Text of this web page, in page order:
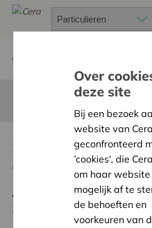
Samen voor
Terug naar overzicht
Ambitie:
Een solidaire,
zonder drempels
Over
deze site
Bij een bezoek
website van
geconfronteerd
’cookies‘, die
om haar website
mogelijk af te
de behoeften en
voorkeuren van